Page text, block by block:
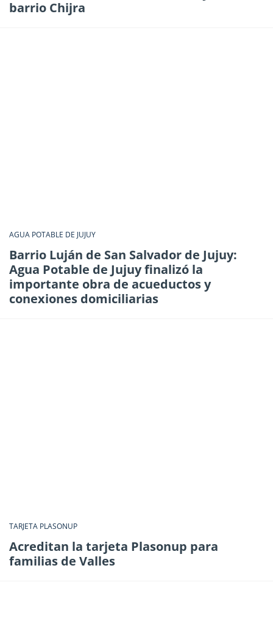
barrio Chijra
AGUA POTABLE DE JUJUY
Barrio Luján de San Salvador de Jujuy:
Agua Potable de Jujuy finalizó la
importante obra de acueductos y
conexiones domiciliarias
TARJETA PLASONUP
Acreditan la tarjeta Plasonup para
familias de Valles